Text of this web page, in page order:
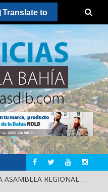
¡IXTLÁN DEL RÍO CIERRA FILAS CON HÉCTOR SANTANA!
Translate to